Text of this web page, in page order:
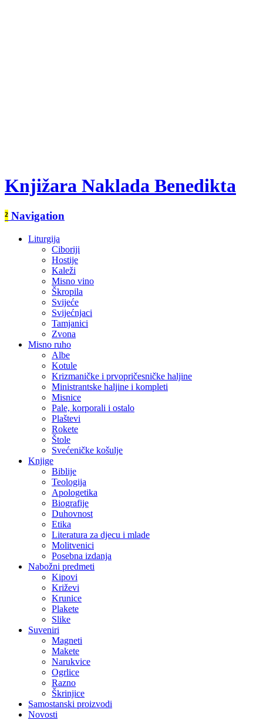
Knjižara Naklada Benedikta
² Navigation
Liturgija
Ciboriji
Hostije
Kaleži
Misno vino
Škropila
Svijeće
Svijećnjaci
Tamjanici
Zvona
Misno ruho
Albe
Kotule
Krizmaničke i prvopričesničke haljine
Ministrantske haljine i kompleti
Misnice
Pale, korporali i ostalo
Plaštevi
Rokete
Štole
Svećeničke košulje
Knjige
Biblije
Teologija
Apologetika
Biografije
Duhovnost
Etika
Literatura za djecu i mlade
Molitvenici
Posebna izdanja
Nabožni predmeti
Kipovi
Križevi
Krunice
Plakete
Slike
Suveniri
Magneti
Makete
Narukvice
Ogrlice
Razno
Škrinjice
Samostanski proizvodi
Novosti